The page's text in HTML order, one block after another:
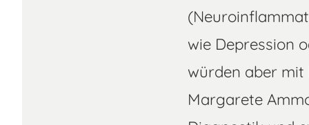
wie Depression
würden aber
Margarete